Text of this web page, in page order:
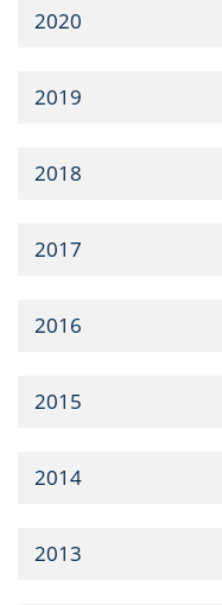
2020
2019
2018
2017
2016
2015
2014
2013